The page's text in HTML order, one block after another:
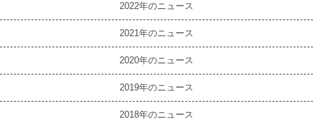
2022
2021
2020
2019
2018